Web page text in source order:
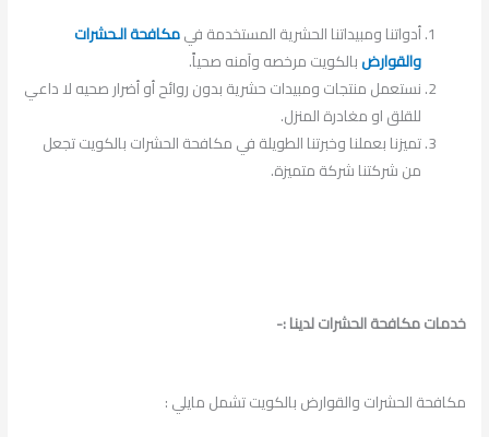
أدواتنا ومبيداتنا الحشرية المستخدمة فيمكافحة الـحشرات
والقوارضبالكويت مرخصه وآمنه صحياً.
نستعمل منتجات ومبيدات حشرية بدون روائح أو أضرار صحيه لا داعي
للقلق او مغادرة المنزل.
تميزنا بعملنا وخبرتنا الطويلة في مكافحة الحشرات بالكويت تجعل
من شركتنا شركة متميزة.
خدمات مكافحة الحشرات لدينا :-
مكافحة الحشرات والقوارض بالكويت تشمل مايلي :